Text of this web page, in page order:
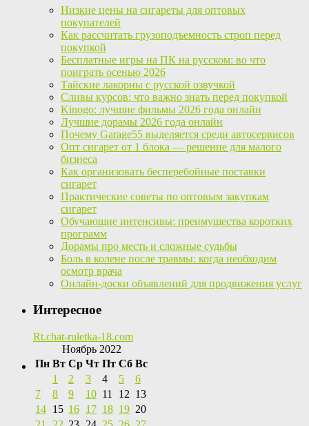
Низкие цены на сигареты для оптовых
покупателей
Как рассчитать грузоподъемность строп перед
покупкой
Бесплатные игры на ПК на русском: во что
поиграть осенью 2026
Тайские лакорны с русской озвучкой
Сливы курсов: что важно знать перед покупкой
Kinogo: лучшие фильмы 2026 года онлайн
Лучшие дорамы 2026 года онлайн
Почему Garage55 выделяется среди автосервисов
Опт сигарет от 1 блока — решение для малого
бизнеса
Как организовать бесперебойные поставки
сигарет
Практические советы по оптовым закупкам
сигарет
Обучающие интенсивы: преимущества коротких
программ
Дорамы про месть и сложные судьбы
Боль в колене после травмы: когда необходим
осмотр врача
Онлайн-доски объявлений для продвижения услуг
Интересное
Rt.chat-ruletka-18.com
Ноябрь 2022
Пн Вт Ср Чт Пт Сб Вс
1
2 3 4 5
6
7
8 9 10 11 12 13
14 15 16 17 18 19 20